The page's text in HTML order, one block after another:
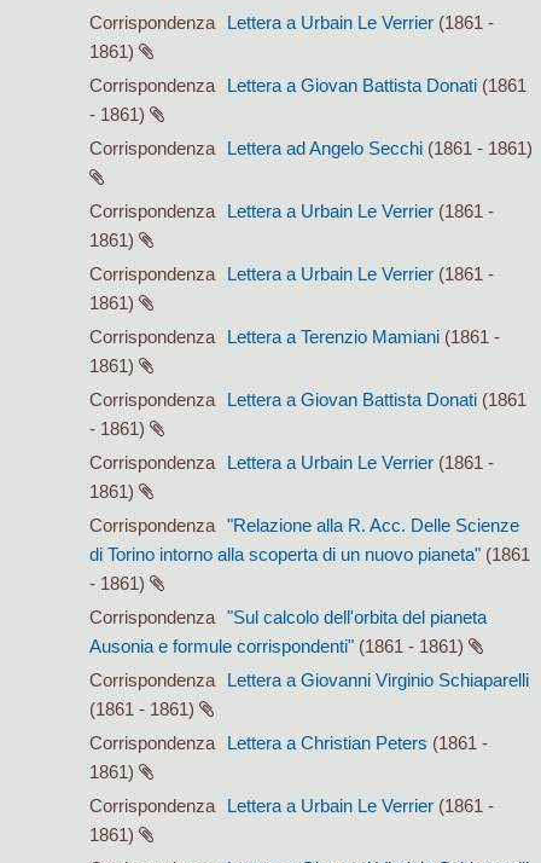
Corrispondenza
Lettera a Urbain Le Verrier (1861 -
1861)
Corrispondenza
Lettera a Giovan Battista Donati (1861
- 1861)
Corrispondenza
Lettera ad Angelo Secchi (1861 - 1861)
Corrispondenza Lettera a Urbain Le Verrier (1861 -
1861)
Corrispondenza
Lettera a Urbain Le Verrier (1861 -
1861)
Corrispondenza
Lettera a Terenzio Mamiani (1861 -
1861)
Corrispondenza
Lettera a Giovan Battista Donati (1861
- 1861)
Corrispondenza
Lettera a Urbain Le Verrier (1861 -
1861)
Corrispondenza
"Relazione alla R. Acc. Delle Scienze
di Torino intorno alla scoperta di un nuovo pianeta" (1861
- 1861)
Corrispondenza
"Sul calcolo dell'orbita del pianeta
Ausonia e formule corrispondenti" (1861 - 1861)
Corrispondenza
Lettera a Giovanni Virginio Schiaparelli
(1861 - 1861)
Corrispondenza
Lettera a Christian Peters (1861 -
1861)
Corrispondenza
Lettera a Urbain Le Verrier (1861 -
1861)